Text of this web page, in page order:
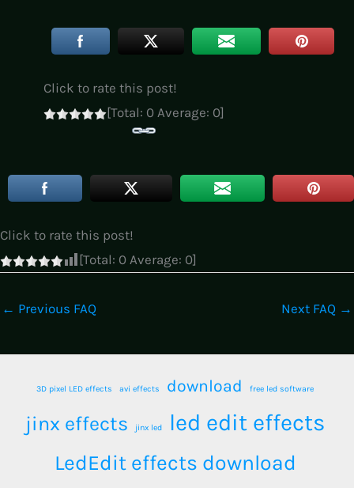
Click to rate this post!
[Total: 0 Average: 0]
Click to rate this post!
[Total: 0 Average: 0]
← Previous FAQ Next FAQ →
3D pixel LED effects avi effects download free led software
jinx effects jinx led led edit effects
LedEdit effects download